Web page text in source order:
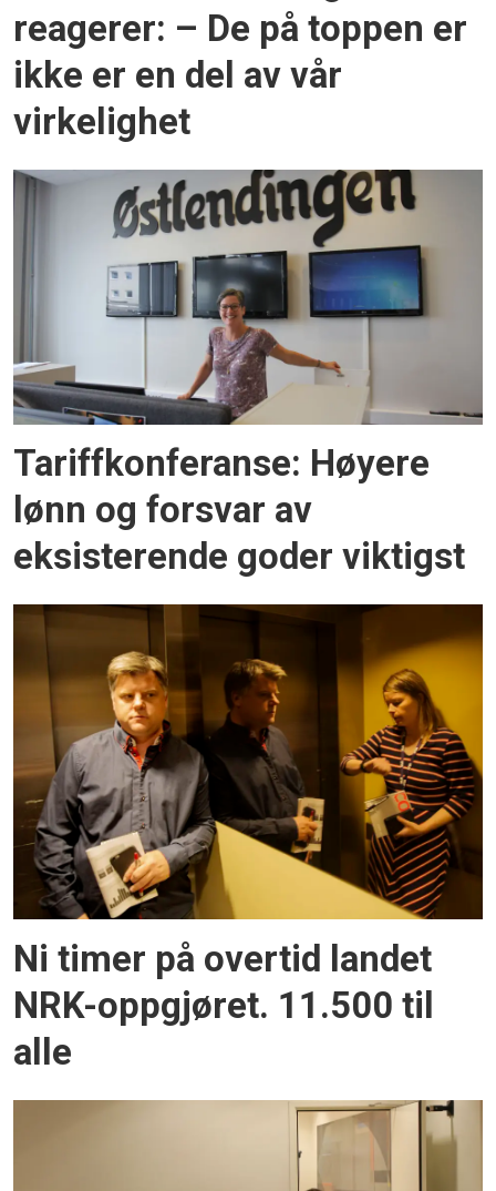
reagerer: – De på toppen er
ikke er en del av vår
virkelighet
Tariffkonferanse: Høyere
lønn og forsvar av
eksisterende goder viktigst
Ni timer på overtid landet
NRK-oppgjøret. 11.500 til
alle